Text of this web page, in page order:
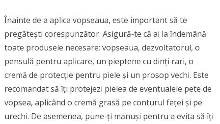
Înainte de a aplica vopseaua, este important să te
pregătești corespunzător. Asigură-te că ai la îndemână
toate produsele necesare: vopseaua, dezvoltatorul, o
pensulă pentru aplicare, un pieptene cu dinți rari, o
cremă de protecție pentru piele și un prosop vechi. Este
recomandat să îți protejezi pielea de eventualele pete de
vopsea, aplicând o cremă grasă pe conturul feței și pe
urechi. De asemenea, pune-ți mănuși pentru a evita să îți